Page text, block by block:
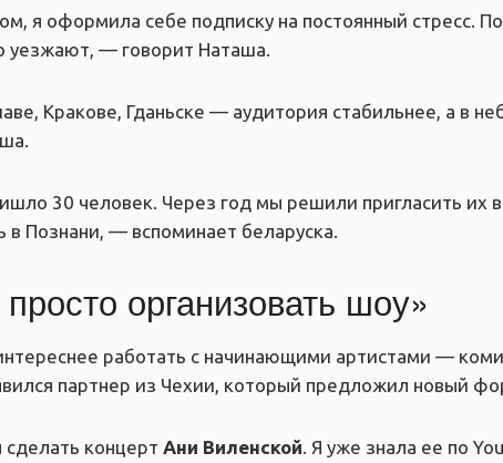
я оформила себе подписку на постоянный стресс.
уезжают, — говорит Наташа.
Кракове, Гданьске — аудитория стабильнее, а в
30 человек. Через год мы решили пригласить их
в Познани, — вспоминает беларуска.
организовать шоу»
работать с начинающими артистами —
партнер из Чехии, который предложил новый
концерт Ани Виленской . Я уже знала ее по